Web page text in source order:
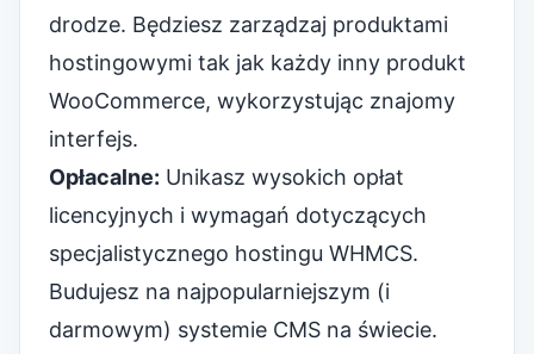
drodze. Będziesz zarządzaj produktami
hostingowymi tak jak każdy inny produkt
WooCommerce, wykorzystując znajomy
interfejs.
Opłacalne: Unikasz wysokich opłat
licencyjnych i wymagań dotyczących
specjalistycznego hostingu WHMCS.
Budujesz na najpopularniejszym (i
darmowym) systemie CMS na świecie.